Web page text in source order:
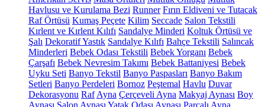
Havlusu ve Kurulama Bezi Runner Fırın Eldiveni ve Tutacak
Raf Örtüsü Kumaş Peçete Kilim Seccade Salon Tekstili
Kırlent ve Kırlent Kılıfı Sandalye Minderi Koltuk Örtüsü ve
Şalı Dekoratif Yastık Sandalye Kılıfı Bahçe Tekstili Salıncak
Minderleri Bebek Odası Tekstili Bebek Yorganı Bebek
Çarşafı Bebek Nevresim Takımı Bebek Battaniyesi Bebek
Uyku Seti Banyo Tekstil Banyo Paspasları Banyo Bakım
Setleri Banyo Perdeleri Bornoz Peştemal Havlu Duvar
Dekorasyonu Raf Ayna Çerçeveli Ayna Makyaj Aynası Boy
Aynası Salon Aynası Yatak Odası Aynası Parçalı Ayna